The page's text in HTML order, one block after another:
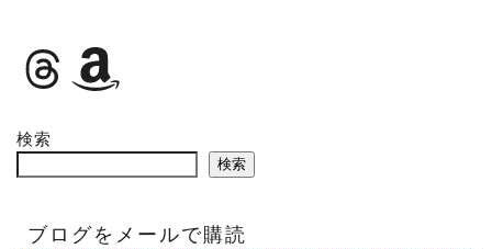
検索
検索
ブログをメールで購読